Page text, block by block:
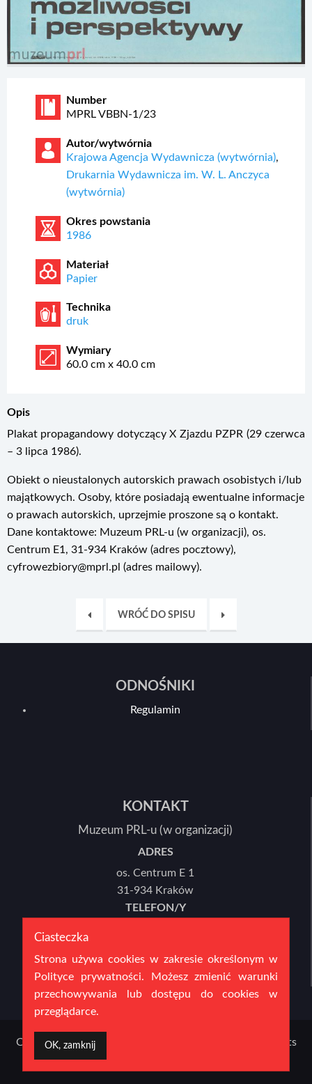
Ciasteczka
Strona używa cookies w zakresie określonym w
Polityce prywatności. Możesz zmienić warunki
przechowywania lub dostępu do cookies w
przeglądarce.
OK, zamknij
Number
MPRL VBBN-1/23
Autor/wytwórnia
Krajowa Agencja Wydawnicza (wytwórnia),
Drukarnia Wydawnicza im. W. L. Anczyca
(wytwórnia)
Okres powstania
1986
Materiał
Papier
Technika
druk
Wymiary
60.0 cm x 40.0 cm
Opis
Plakat propagandowy dotyczący X Zjazdu PZPR (29 czerwca
– 3 lipca 1986).
Obiekt o nieustalonych autorskich prawach osobistych i/lub
majątkowych. Osoby, które posiadają ewentualne informacje
o prawach autorskich, uprzejmie proszone są o kontakt.
Dane kontaktowe: Muzeum PRL-u (w organizacji), os.
Centrum E1, 31-934 Kraków (adres pocztowy),
cyfrowezbiory@mprl.pl (adres mailowy).
WRÓĆ DO SPISU
ODNOŚNIKI
Regulamin
KONTAKT
Muzeum PRL-u (w organizacji)
ADRES
os. Centrum E 1
31-934 Kraków
TELEFON/Y
sekretariat@mprl.pl
Copyright 2016 Muzeum PRL-u (w organizacji) | All Rights
Reserved | created by: